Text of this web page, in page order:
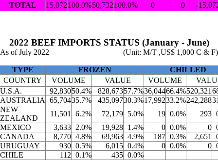
TOTAL
15,072100.0%50,732100.0% 0 - 0 -
2022 BEEF IMPORTS STATUS (January - June)
As of July 2022 (Unit: M/T ,US$ 1,000 C & F)
TYPE FROZEN
CHILLED
COUNTRY
VOLUME VALUE VOLUME
U.S.A.
92,83050.4% 828,67357.7%36,04466.4%520,321
AUSTRALIA
65,70435.7% 435,09730.3%17,99233.2%242,288
NEW
ZEALAND
11,501 6.2% 72,179 5.0% 19 0.0% 293
MEXICO
3,633 2.0% 19,928 1.4% 0 0.0% 0
CANADA
8,770 4.8% 69,963 4.9% 187 0.3% 2,651
URUGUAY
930 0.5% 6,015 0.4% 0 0.0% 0
CHILE
112 0.1% 435 0.0%